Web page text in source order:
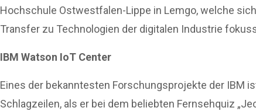
Hochschule Ostwestfalen-Lippe in Lemgo, welche
Transfer zu Technologien der digitalen Industrie
IBM Watson IoT Center
Eines der bekanntesten Forschungsprojekte der IBM
Schlagzeilen, als er bei dem beliebten Fernsehquiz